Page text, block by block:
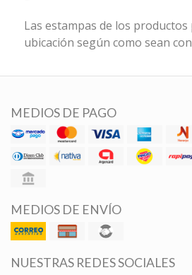
Las estampas de los
ubicación según como sean
MEDIOS DE PAGO
MEDIOS DE ENVÍO
NUESTRAS REDES SOCIALES